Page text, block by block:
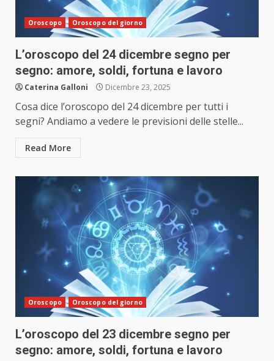
Oroscopo Oroscopo del giorno
L’oroscopo del 24 dicembre segno per
segno: amore, soldi, fortuna e lavoro
Caterina Galloni Dicembre 23, 2025
Cosa dice l’oroscopo del 24 dicembre per tutti i
segni? Andiamo a vedere le previsioni delle stelle...
Read More
Oroscopo Oroscopo del giorno
L’oroscopo del 23 dicembre segno per
segno: amore, soldi, fortuna e lavoro